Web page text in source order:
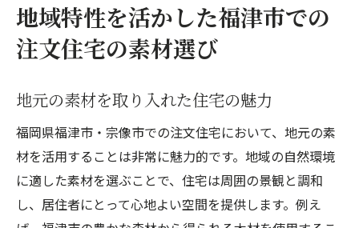
地域特性を活かした福津市での
注文住宅の素材選び
地元の素材を取り入れた住宅の魅力
福岡県福津市・宗像市での注文住宅において、地元の素
材を活用することは非常に魅力的です。地域の自然環境
に適した素材を選ぶことで、住宅は周囲の景観と調和
し、居住者にとって心地よい空間を提供します。例え